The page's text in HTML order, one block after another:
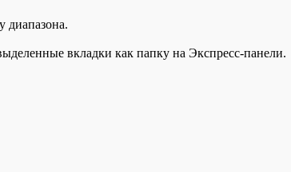
диапазона.
вкладки как папку на Экспресс-панели.